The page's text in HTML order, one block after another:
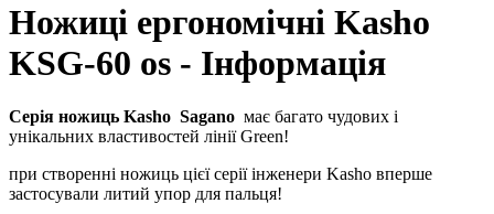
Ножиці ергономічні Kasho
KSG-60 os - Інформація
Серія ножиць Kasho Sagano має багато чудових і
унікальних властивостей лінії Green!
при створенні ножиць цієї серії інженери Kasho вперше
застосували литий упор для пальця!